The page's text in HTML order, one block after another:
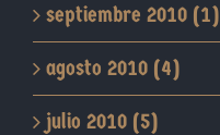
septiembre 2010 (1)
agosto 2010 (4)
julio 2010 (5)